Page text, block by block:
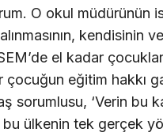
O okul müdürünün
el kadar
çocuğun eğitim hakkı
sorumlusu, ‘Verin
ülkenin tek gerçek